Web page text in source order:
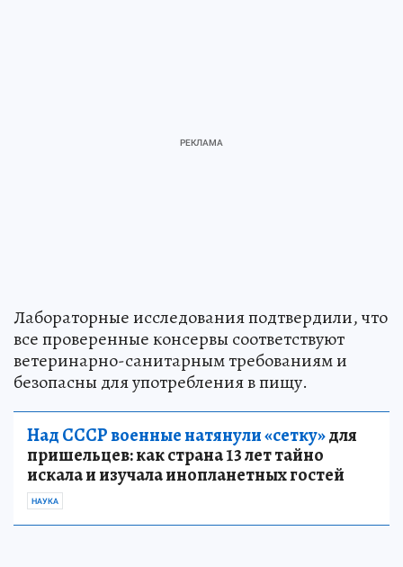
Лабораторные исследования подтвердили, что
все проверенные консервы соответствуют
ветеринарно-санитарным требованиям и
безопасны для употребления в пищу.
Над СССР военные натянули «сетку»для
пришельцев: как страна 13 лет тайно
искала и изучала инопланетных гостей
НАУКА